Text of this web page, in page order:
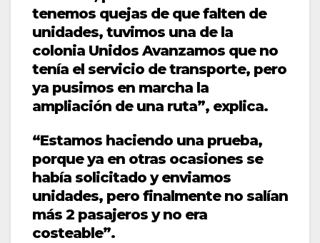
tenemos quejas de que falten de
unidades, tuvimos una de la
colonia Unidos Avanzamos que no
tenía el servicio de transporte, pero
ya pusimos en marcha la
ampliación de una ruta”, explica.
“Estamos haciendo una prueba,
porque ya en otras ocasiones se
había solicitado y enviamos
unidades, pero finalmente no salían
más 2 pasajeros y no era
costeable”.